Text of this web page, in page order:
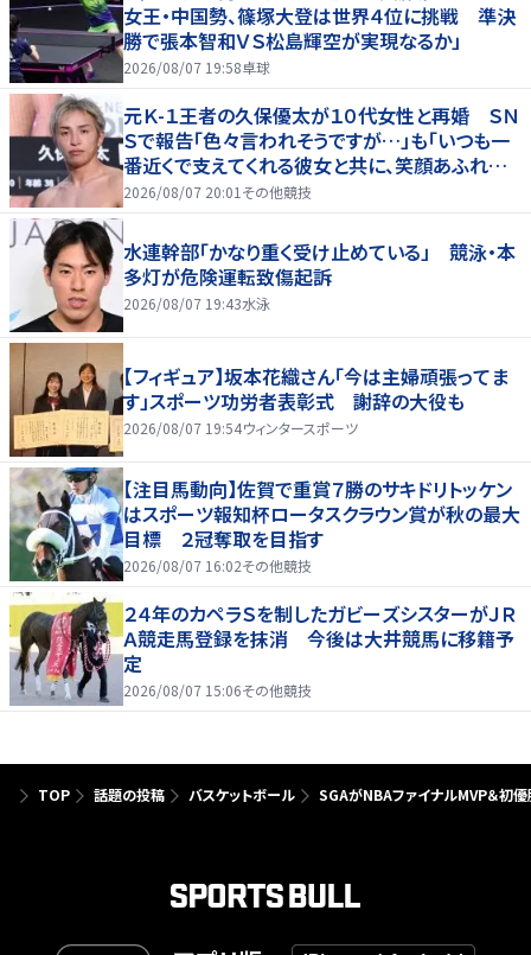
女王・中国勢、篠塚大登は世界４位に挑戦 準決
勝で張本智和ＶＳ松島輝空が実現なるか」
2026/08/07 19:58卓球
元Ｋ-１王者の久保優太が１０代女性と再婚 ＳＮ
Ｓで報告「色々言われそうですが…」も「いつも一
番近くで支えてくれる彼女と共に、笑顔あふれる
家庭を築いていきたい」
2026/08/07 20:01 その他競技
水連幹部「かなり重く受け止めている」 競泳・本
多灯が危険運転致傷起訴
2026/08/07 19:43水泳
【フィギュア】坂本花織さん「今は主婦頑張ってま
す」スポーツ功労者表彰式 謝辞の大役も
2026/08/07 19:54ウィンタースポーツ
【注目馬動向】佐賀で重賞７勝のサキドリトッケン
はスポーツ報知杯ロータスクラウン賞が秋の最大
目標 ２冠奪取を目指す
2026/08/07 16:02その他競技
２４年のカペラＳを制したガビーズシスターがＪＲ
Ａ競走馬登録を抹消 今後は大井競馬に移籍予
定
2026/08/07 15:06その他競技
TOP 話題の投稿 バスケットボール SGAがNBAファイナルMVP＆初優